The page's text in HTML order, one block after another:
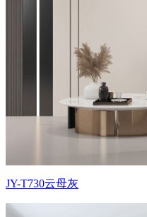
JY-T730云母灰